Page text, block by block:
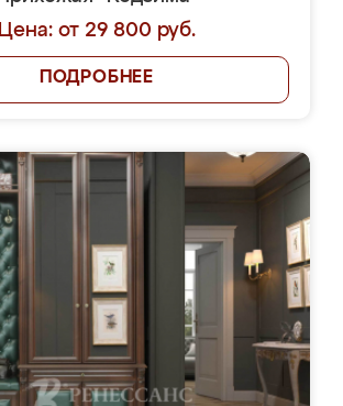
Цена: от 29 800 руб.
ПОДРОБНЕЕ